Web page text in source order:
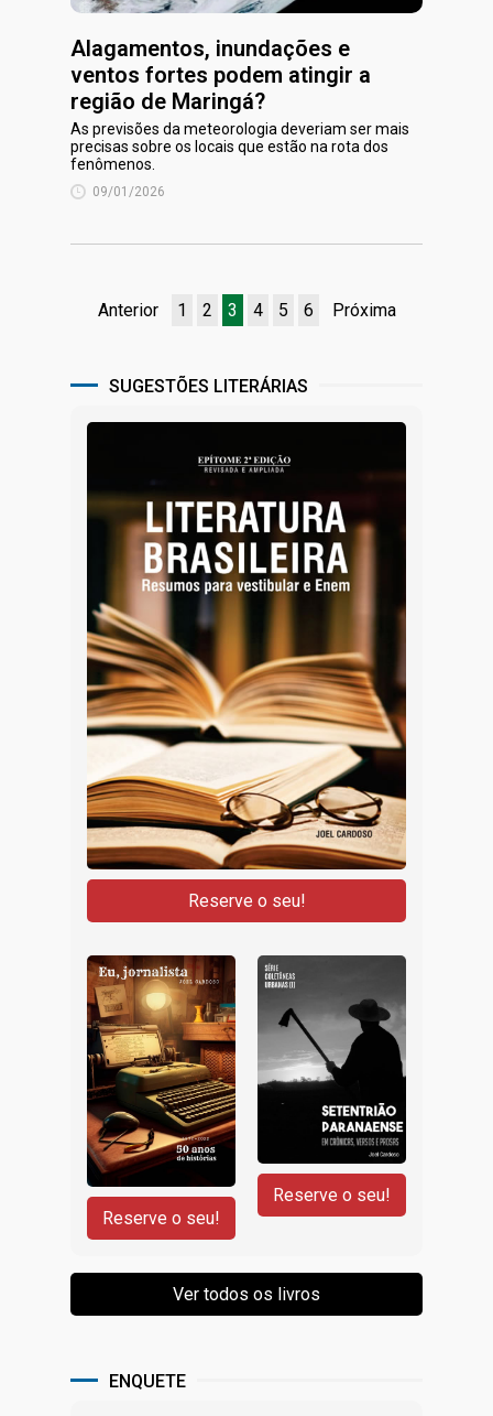
Alagamentos, inundações e
ventos fortes podem atingir a
região de Maringá?
As previsões da meteorologia deveriam ser mais
precisas sobre os locais que estão na rota dos
fenômenos.
09/01/2026
Anterior 1 2 3 4 5 6 Próxima
SUGESTÕES LITERÁRIAS
ENQUETE